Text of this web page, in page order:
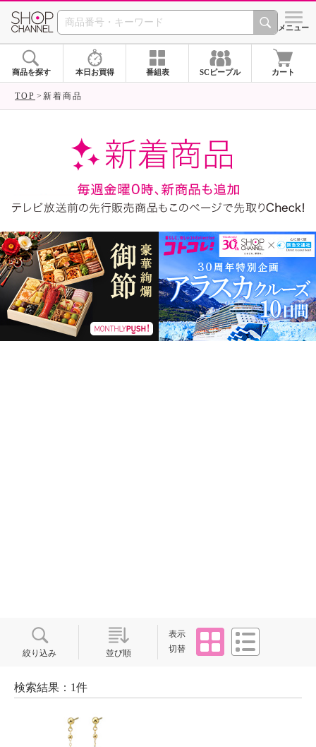
SHOP CHANNEL ショッ
メニュー
商品を探す 本日お買得 番組表 SCピープル カート
TOP 新着商品
絞り込み 並び順
表示
切替
タイル
検索結果：1件